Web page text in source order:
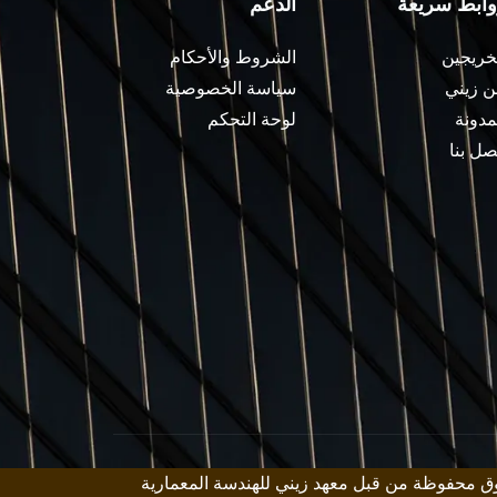
زيني
بنا
الشروط والأحكام
سياسة الخصوصية
لوحة التحكم